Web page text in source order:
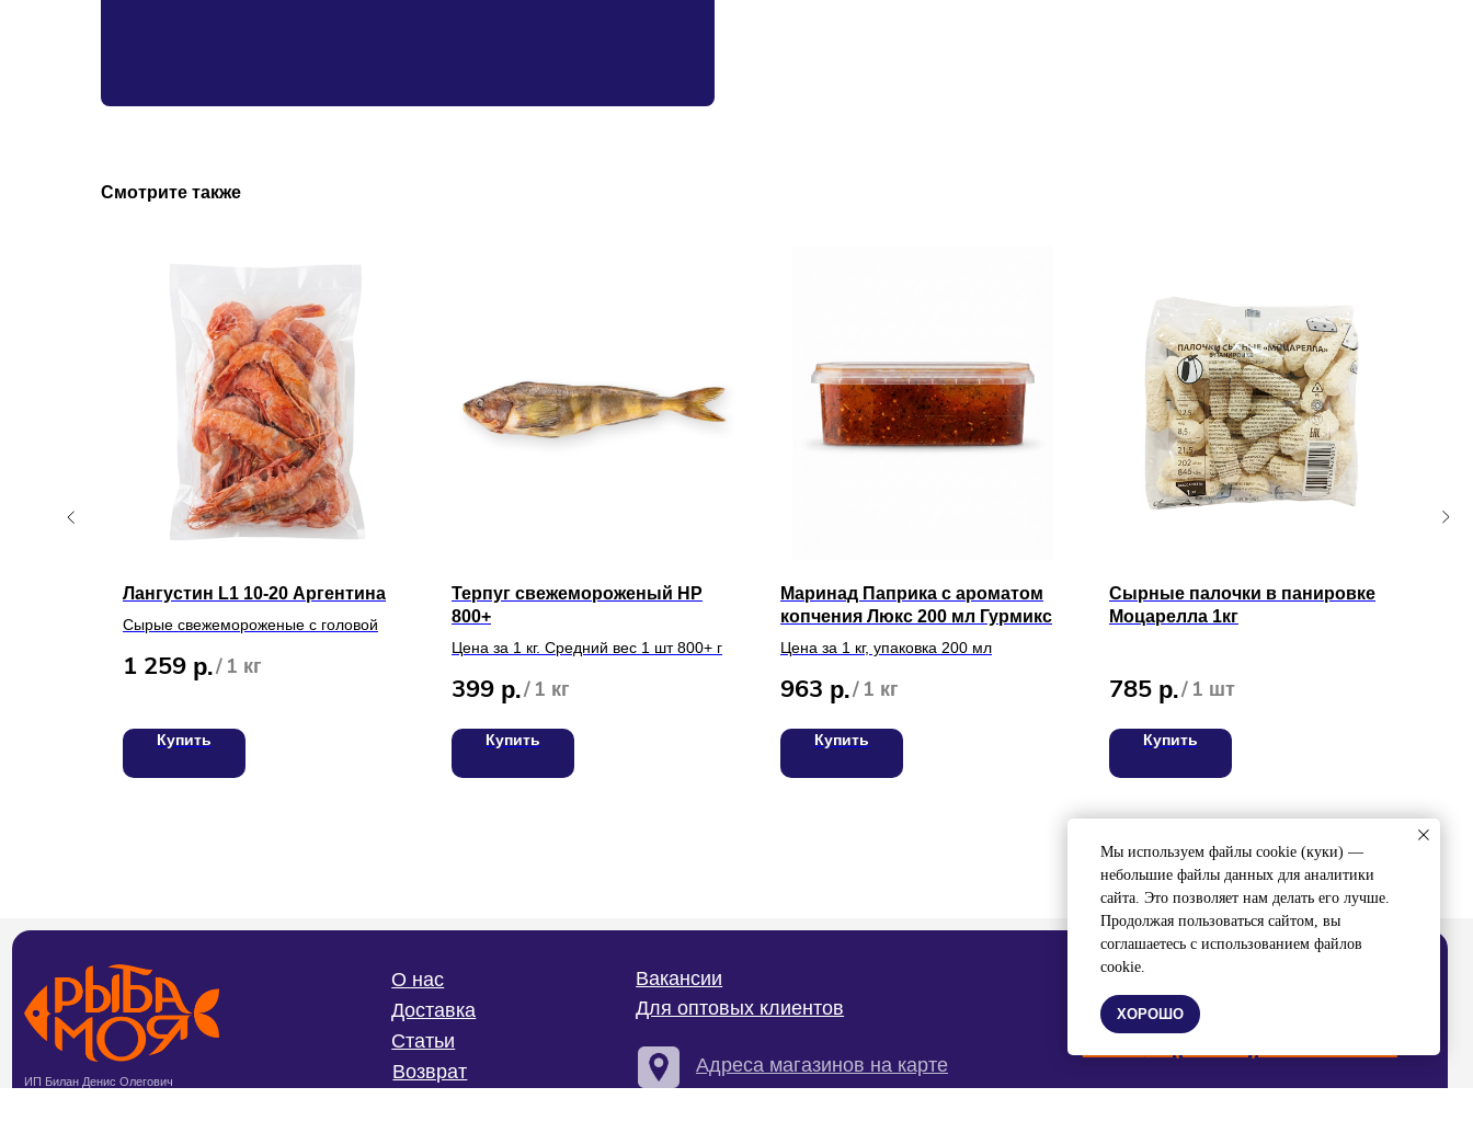
Смотрите также
Лангустин L1 10-20 Аргентина
Сырые свежемороженые с головой
1 259 р./ 1 кг
Купить
Терпуг свежемороженый НР
800+
Цена за 1 кг. Средний вес 1 шт 800+ г
399 р./ 1 кг
Купить
Маринад Паприка с ароматом
копчения Люкс 200 мл Гурмикс
Цена за 1 кг, упаковка 200 мл
963 р./ 1 кг
Купить
Сырные палочки в панировке
Моцарелла 1кг
785 р./ 1 шт
Купить
СВЯЖИТЕСЬ С НАМИ
8 (4212) 94-30-33
обработки персональных данных
Мы используем файлы cookie (куки) —
небольшие файлы данных для аналитики
сайта. Это позволяет нам делать его лучше.
Продолжая пользоваться сайтом, вы
соглашаетесь с использованием файлов
cookie.
ХОРОШО